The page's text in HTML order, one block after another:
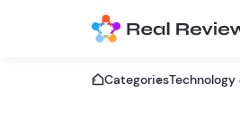
Categories